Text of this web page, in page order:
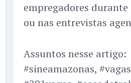
empregadores
ou nas entrevistas
Assuntos nesse artigo:
#sineamazonas,